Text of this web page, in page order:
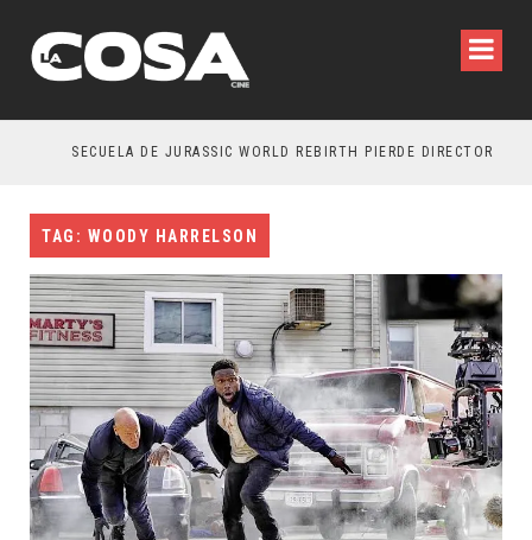
SECUELA DE JURASSIC WORLD REBIRTH PIERDE DIRECTOR
TAG: WOODY HARRELSON